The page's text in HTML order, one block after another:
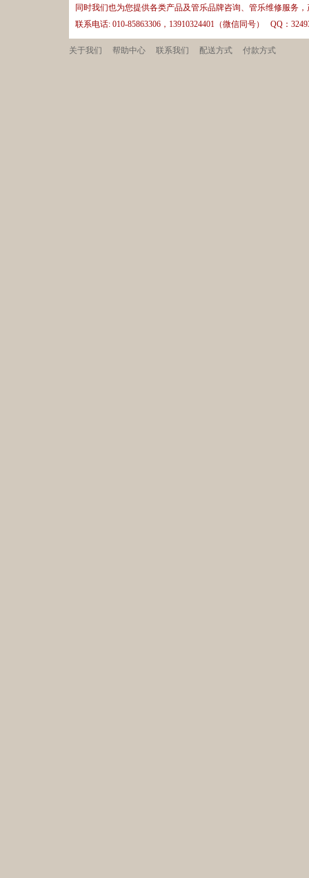
同时我们也为您提供各类产品及管乐品牌咨询、管乐维修服务
联系电话: 010-85863306，13910324401（微信同号） QQ：
关于我们 帮助中心 联系我们 配送方式 付款方式